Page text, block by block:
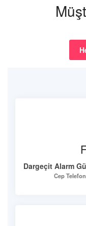
Dargeçit Alarm
Cep